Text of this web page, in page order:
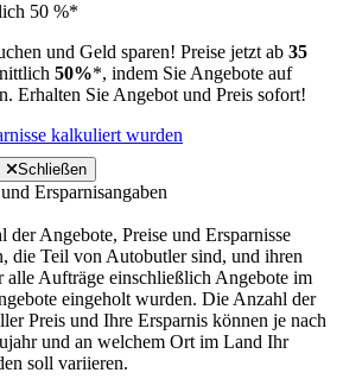
50 %*
und Geld sparen! Preise jetzt ab 35
50%*, indem Sie Angebote auf
Erhalten Sie Angebot und Preis sofort!
kalkuliert wurden
Schließen
Ersparnisangaben
der Angebote, Preise und Ersparnisse
die Teil von Autobutler sind, und ihren
alle Aufträge einschließlich Angebote im
eingeholt wurden. Die Anzahl der
Preis und Ihre Ersparnis können je nach
und an welchem Ort im Land Ihr
soll variieren.